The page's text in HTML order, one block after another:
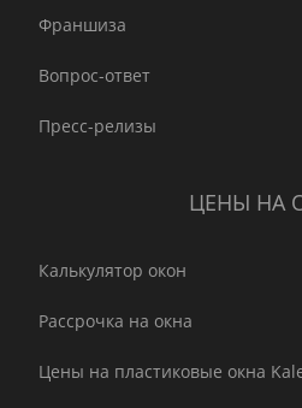
Франшиза
Вопрос-ответ
Пресс-релизы
ЦЕНЫ НА
Калькулятор окон
Рассрочка на окна
Цены на пластиковые окна